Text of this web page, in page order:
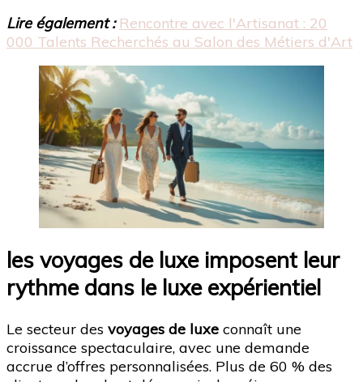
Lire également : Rencontre avec l'Artisanat : 20
000 Talents Recherchés au Salon des Métiers d'Art
les voyages de luxe imposent leur
rythme dans le luxe expérientiel
Le secteur des voyages de luxe connaît une
croissance spectaculaire, avec une demande
accrue d’offres personnalisées. Plus de 60 % des